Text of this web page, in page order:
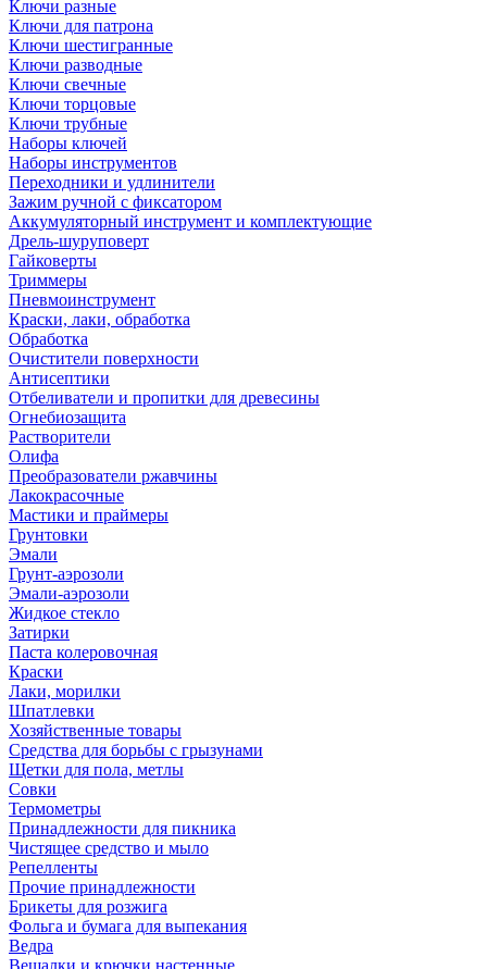
Ключи разные
Ключи для патрона
Ключи шестигранные
Ключи разводные
Ключи свечные
Ключи торцовые
Ключи трубные
Наборы ключей
Наборы инструментов
Переходники и удлинители
Зажим ручной с фиксатором
Аккумуляторный инструмент и комплектующие
Дрель-шуруповерт
Гайковерты
Триммеры
Пневмоинструмент
Краски, лаки, обработка
Обработка
Очистители поверхности
Антисептики
Отбеливатели и пропитки для древесины
Огнебиозащита
Растворители
Олифа
Преобразователи ржавчины
Лакокрасочные
Мастики и праймеры
Грунтовки
Эмали
Грунт-аэрозоли
Эмали-аэрозоли
Жидкое стекло
Затирки
Паста колеровочная
Краски
Лаки, морилки
Шпатлевки
Хозяйственные товары
Средства для борьбы с грызунами
Щетки для пола, метлы
Совки
Термометры
Принадлежности для пикника
Чистящее средство и мыло
Репелленты
Прочие принадлежности
Брикеты для розжига
Фольга и бумага для выпекания
Ведра
Вешалки и крючки настенные